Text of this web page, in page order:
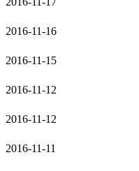
2016-11-16
2016-11-15
2016-11-12
2016-11-12
2016-11-11